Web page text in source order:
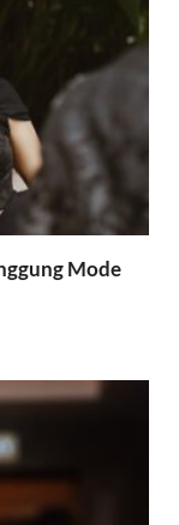
Mode